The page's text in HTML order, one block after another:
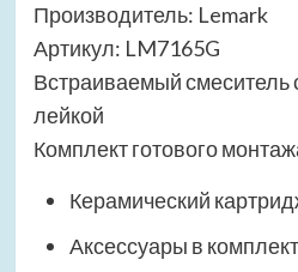
Производитель: Lemark
Артикул: LM7165G
Встраиваемый смеситель
лейкой
Комплект готового
Керамический
Аксессуары в